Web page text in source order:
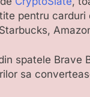
pentru
spatele Brave
sa